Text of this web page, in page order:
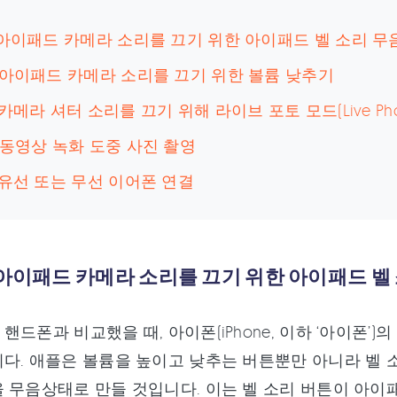
이패드 카메라 소리를 끄기 위한 아이패드 벨 소리 무
이패드 카메라 소리를 끄기 위한 볼륨 낮추기
메라 셔터 소리를 끄기 위해 라이브 포토 모드(Live
영상 녹화 도중 사진 촬영
선 또는 무선 이어폰 연결
이패드 카메라 소리를 끄기 위한 아이패드
드폰과 비교했을 때, 아이폰(iPhone, 이하 ‘아이폰’)
. 애플은 볼륨을 높이고 낮추는 버튼뿐만 아니라 벨
무음상태로 만들 것입니다. 이는 벨 소리 버튼이 아